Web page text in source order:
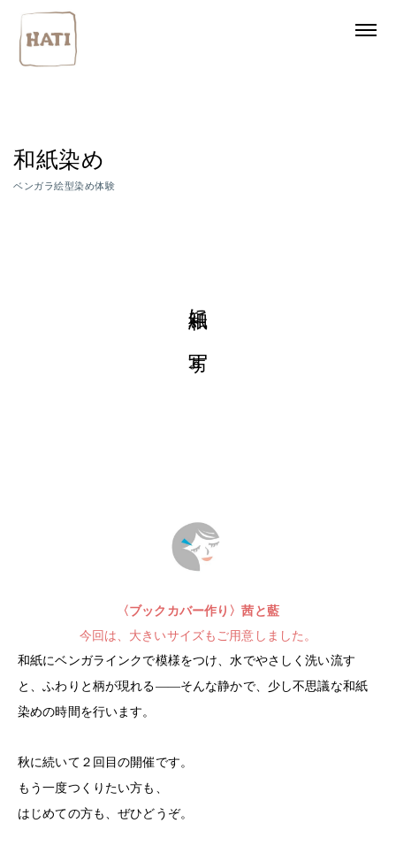
和紙染め
ベンガラ絵型染め体験
和紙に、写す。
〈ブックカバー作り〉茜と藍
今回は、大きいサイズもご用意しました。
和紙にベンガラインクで模様をつけ、水でやさしく洗い流す
と、ふわりと柄が現れる——そんな静かで、少し不思議な和紙
染めの時間を行います。
秋に続いて２回目の開催です。
もう一度つくりたい方も、
はじめての方も、ぜひどうぞ。